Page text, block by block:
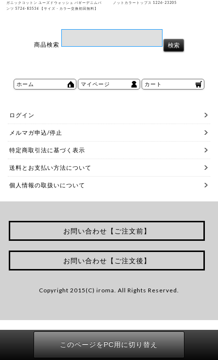
ガニックコットン ユーズドウォッシュ バギーデニムパ
ンツ 5726-83536 【サイズ・カラー交換初回無料】
ノットカラートップス 1226-23205
商品検索
ホーム マイページ カート
ログイン
メルマガ申込/停止
特定商取引法に基づく表示
送料とお支払い方法について
個人情報の取扱いについて
お問い合わせ【ご注文前】
お問い合わせ【ご注文後】
Copyright 2015(C) iroma. All Rights Reserved.
このページをPC用に切り替え